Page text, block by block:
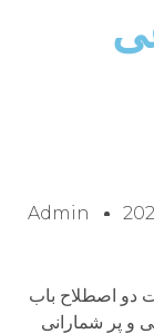
Admin
دو اصطلاح باب
پر شمارانی